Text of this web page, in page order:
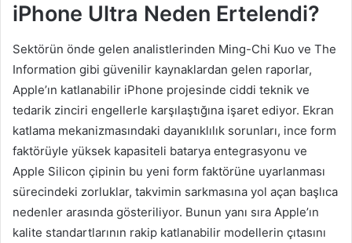
iPhone Ultra Neden Ertelendi?
Sektörün önde gelen analistlerinden Ming-Chi Kuo ve The
Information gibi güvenilir kaynaklardan gelen raporlar,
Apple’ın katlanabilir iPhone projesinde ciddi teknik ve
tedarik zinciri engellerle karşılaştığına işaret ediyor. Ekran
katlama mekanizmasındaki dayanıklılık sorunları, ince form
faktörüyle yüksek kapasiteli batarya entegrasyonu ve
Apple Silicon çipinin bu yeni form faktörüne uyarlanması
sürecindeki zorluklar, takvimin sarkmasına yol açan başlıca
nedenler arasında gösteriliyor. Bunun yanı sıra Apple’ın
kalite standartlarının rakip katlanabilir modellerin çıtasını